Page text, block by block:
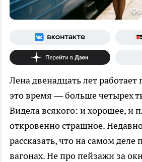
Лена двенадцать лет
это время — больше четырех
Видела всякого: и хорошее, и
откровенно страшное.
рассказать, что на самом деле
вагонах. Не про пейзажи за